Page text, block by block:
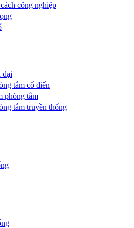
công nghiệp
đại
tắm cổ điển
phòng tắm
tắm truyền thống